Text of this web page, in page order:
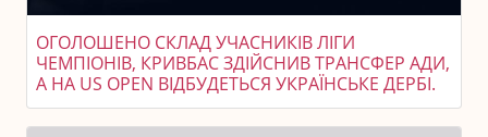
ОГОЛОШЕНО СКЛАД УЧАСНИКІВ ЛІГИ
ЧЕМПІОНІВ, КРИВБАС ЗДІЙСНИВ ТРАНСФЕР АДИ,
А НА US OPEN ВІДБУДЕТЬСЯ УКРАЇНСЬКЕ ДЕРБІ.